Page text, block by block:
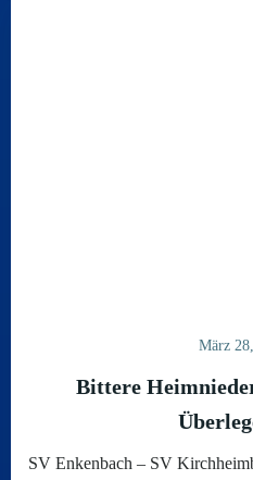
März
Bittere
SV Enkenbach – SV